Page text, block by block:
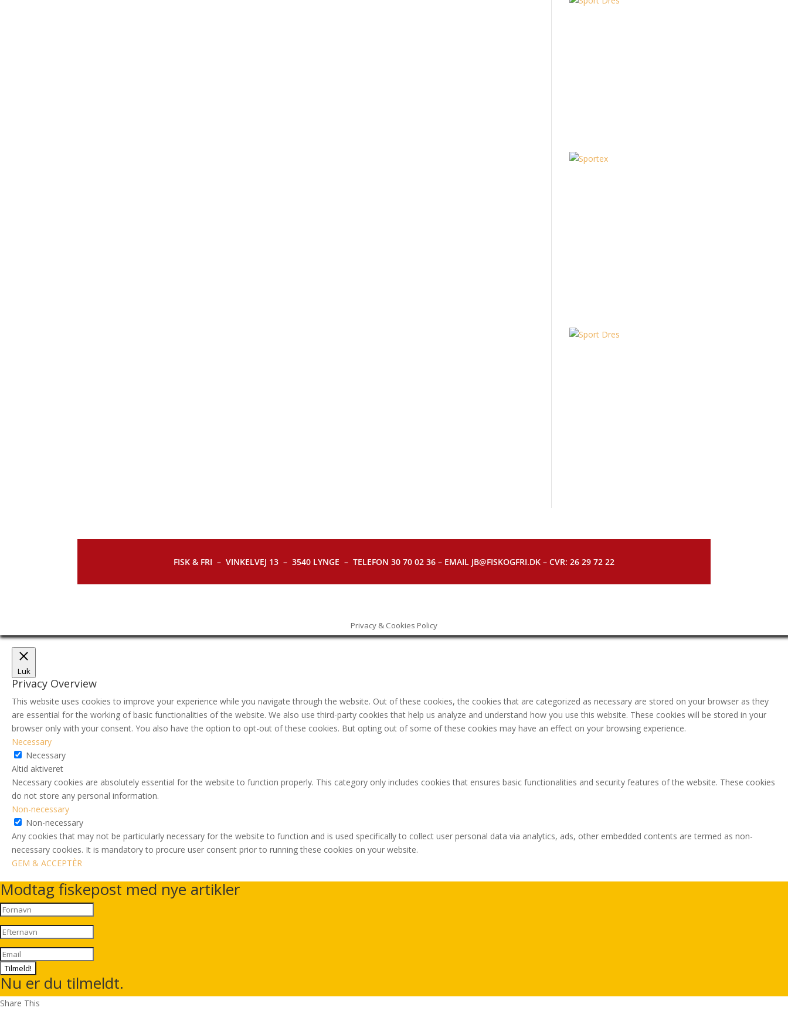
FISK & FRI – VINKELVEJ 13 – 3540 LYNGE – TELEFON 30 70 02 36 – EMAIL JB@FISKOGFRI.DK – CVR: 26 29 72 22
Privacy & Cookies Policy
Luk
Privacy Overview
This website uses cookies to improve your experience while you navigate through the website. Out of these cookies, the cookies that are categorized as necessary are stored on your browser as they
are essential for the working of basic functionalities of the website. We also use third-party cookies that help us analyze and understand how you use this website. These cookies will be stored in your
browser only with your consent. You also have the option to opt-out of these cookies. But opting out of some of these cookies may have an effect on your browsing experience.
Necessary
Necessary
Altid aktiveret
Necessary cookies are absolutely essential for the website to function properly. This category only includes cookies that ensures basic functionalities and security features of the website. These cookies
do not store any personal information.
Non-necessary
Non-necessary
Any cookies that may not be particularly necessary for the website to function and is used specifically to collect user personal data via analytics, ads, other embedded contents are termed as non-
necessary cookies. It is mandatory to procure user consent prior to running these cookies on your website.
GEM & ACCEPTÈR
Modtag fiskepost med nye artikler
Tilmeld!
Nu er du tilmeldt.
Share This